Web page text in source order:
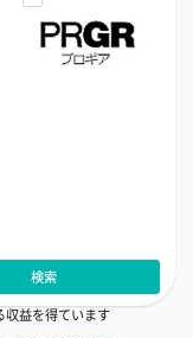
検索
収益を得ています